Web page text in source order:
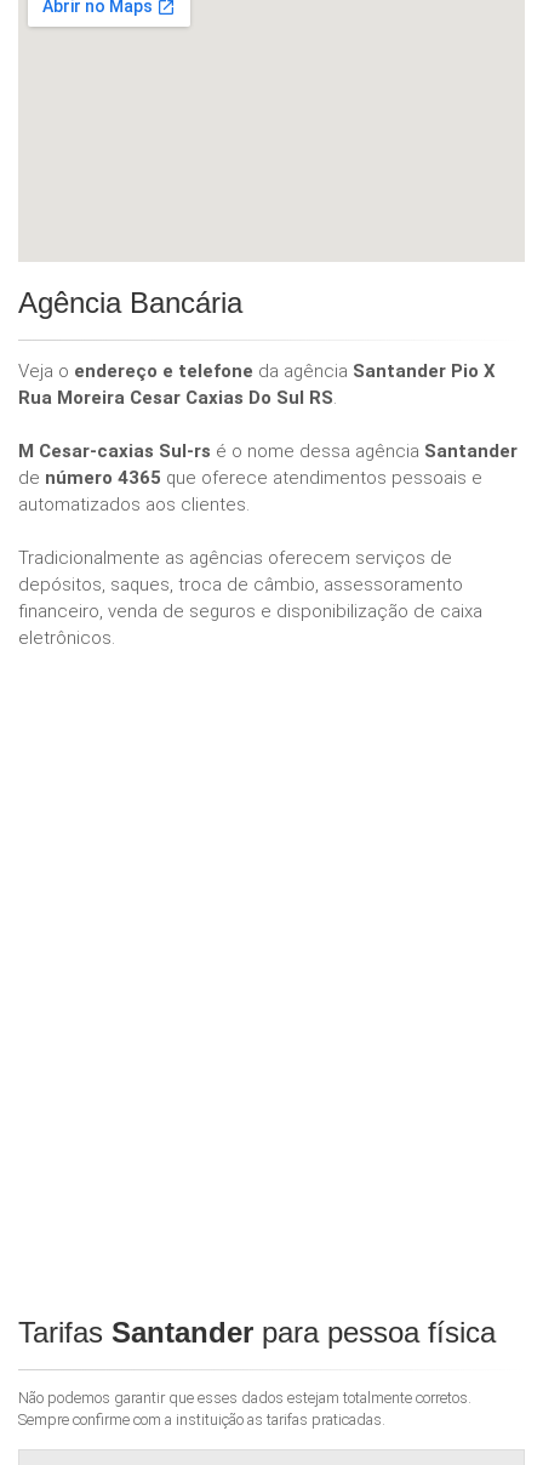
Agência Bancária
Veja o endereço e telefone da agência Santander Pio X
Rua Moreira Cesar Caxias Do Sul RS.
M Cesar-caxias Sul-rs é o nome dessa agência Santander
de número 4365 que oferece atendimentos pessoais e
automatizados aos clientes.
Tradicionalmente as agências oferecem serviços de
depósitos, saques, troca de câmbio, assessoramento
financeiro, venda de seguros e disponibilização de caixa
eletrônicos.
Tarifas Santander para pessoa física
Não podemos garantir que esses dados estejam totalmente corretos.
Sempre confirme com a instituição as tarifas praticadas.